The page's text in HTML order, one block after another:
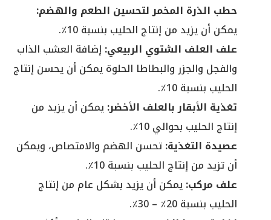
حطب الذرة المخمر لتحسين الطعم والهضم:
يمكن أن يزيد من إنتاج الحليب بنسبة 10٪.
علف العلف الشتوي الربيعي: إضافة العشب الذاب
والفجل والجزر والبطاطا الحلوة يمكن أن يحسن إنتاج
الحليب بنسبة 10٪.
تغذية الأبقار بالعلف الأخضر:يمكن أن يزيد من
إنتاج الحليب بحوالي 10٪.
عصيدة التغذية:تحسن الهضم والامتصاص، ويمكن
أن تزيد من إنتاج الحليب بنسبة 10٪.
علف مركب:يمكن أن يزيد بشكل عام من إنتاج
الحليب بنسبة 20٪ – 30٪.